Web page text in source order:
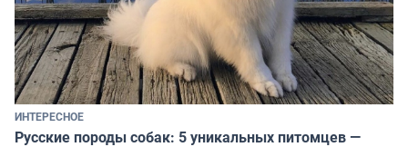
ИНТЕРЕСНОЕ
Русские породы собак: 5 уникальных питомцев —